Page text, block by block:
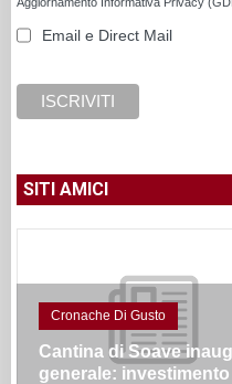
Email e Direct Mail
SITI AMICI
Cronache Di Gusto
Cantina di Soave
generale: